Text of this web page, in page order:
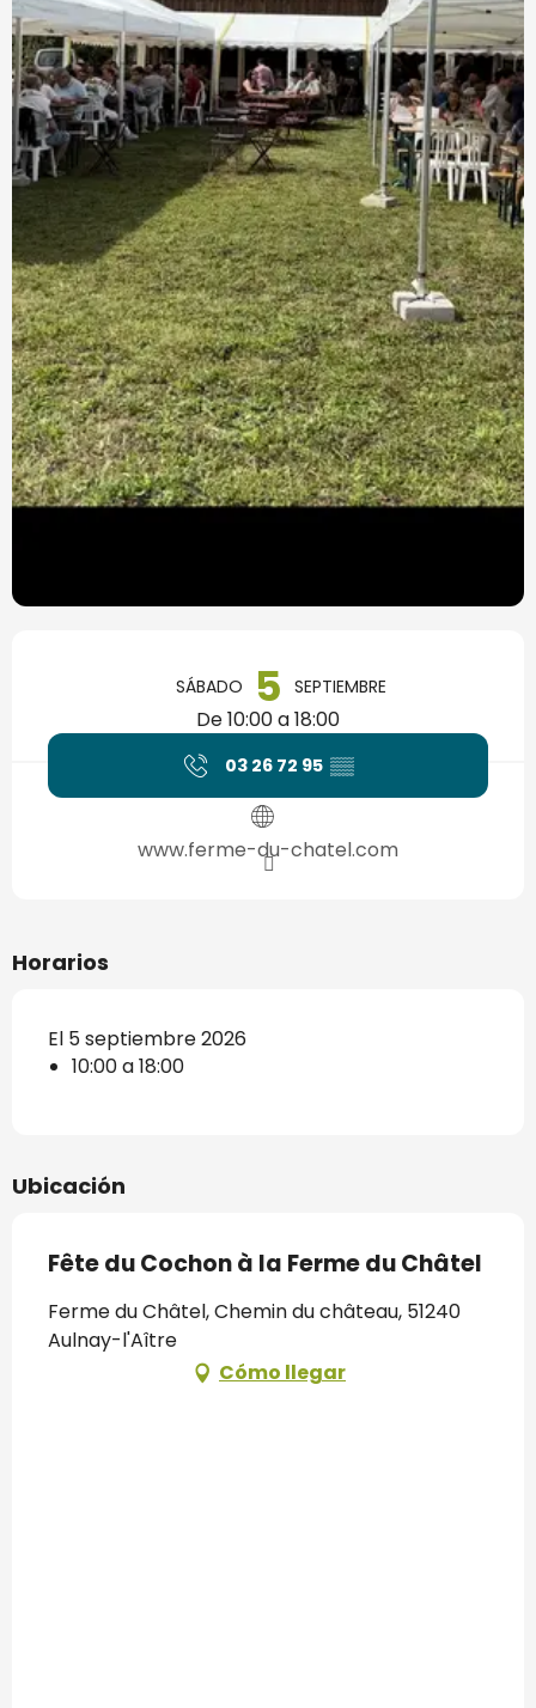
SÁBADO 5 SEPTIEMBRE
De 10:00 a 18:00
03 26 72 95 ▒▒
www.ferme-du-chatel.com
Horarios
El 5 septiembre 2026
10:00 a 18:00
Ubicación
Fête du Cochon à la Ferme du Châtel
Ferme du Châtel, Chemin du château, 51240
Aulnay-l'Aître
Cómo llegar